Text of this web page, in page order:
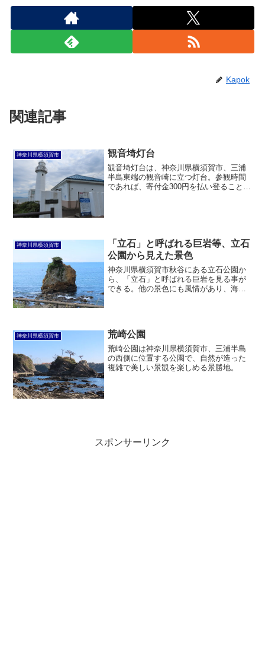
Kapok
関連記事
神奈川県横須賀市 観音埼灯台
観音埼灯台は、神奈川県横須賀市、三浦
半島東端の観音崎に立つ灯台。参観時間
であれば、寄付金300円を払い登ることが
神奈川県横須賀市
「立石」と呼ばれる巨岩等、立石
公園から見えた景色
神奈川県横須賀市秋谷にある立石公園か
ら、「立石」と呼ばれる巨岩を見る事が
できる。他の景色にも風情があり、海風
神奈川県横須賀市 荒崎公園
荒崎公園は神奈川県横須賀市、三浦半島
の西側に位置する公園で、自然が造った
複雑で美しい景観を楽しめる景勝地。
スポンサーリンク